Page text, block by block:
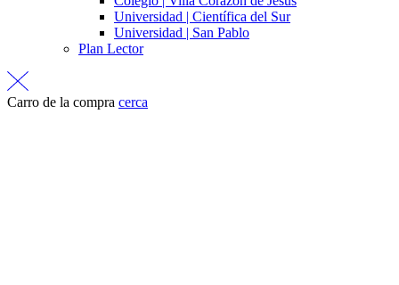
Universidad | Científica del Sur
Universidad | San Pablo
Plan Lector
Carro de la compra cerca